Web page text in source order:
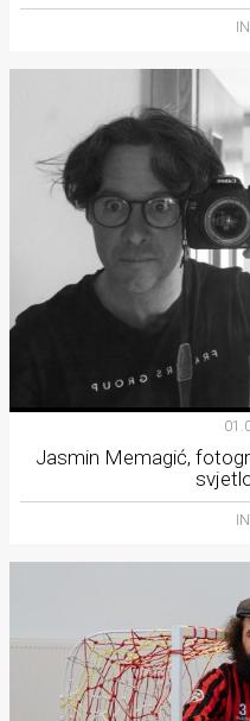
Jasmin Memagić,